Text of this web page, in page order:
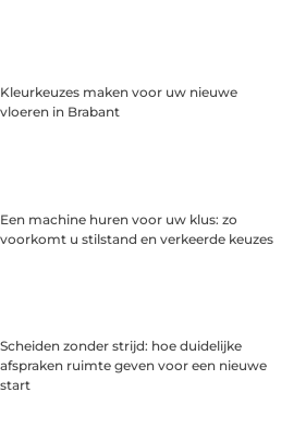
Kleurkeuzes maken voor uw nieuwe
vloeren in Brabant
Een machine huren voor uw klus: zo
voorkomt u stilstand en verkeerde keuzes
Scheiden zonder strijd: hoe duidelijke
afspraken ruimte geven voor een nieuwe
start